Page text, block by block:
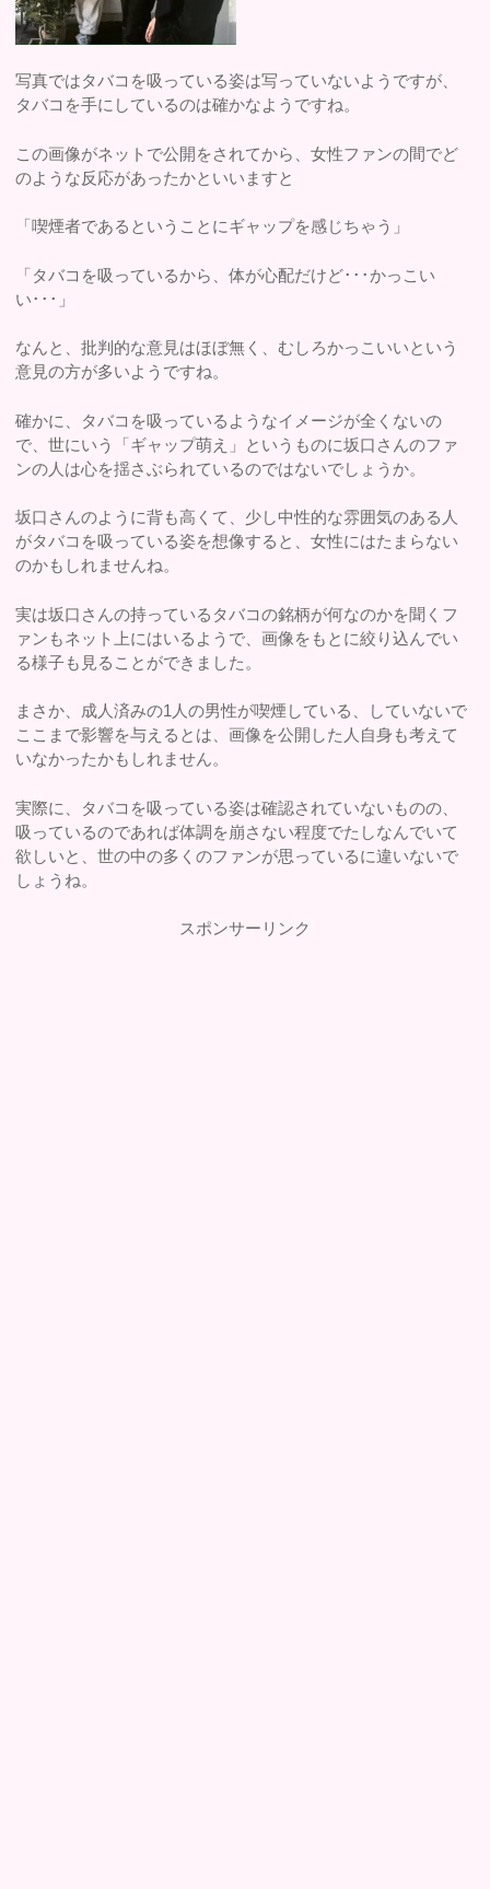
写真ではタバコを吸っている姿は写っていないようですが、
タバコを手にしているのは確かなようですね。
この画像がネットで公開をされてから、女性ファンの間でど
のような反応があったかといいますと
「喫煙者であるということにギャップを感じちゃう」
「タバコを吸っているから、体が心配だけど･･･かっこい
い･･･」
なんと、批判的な意見はほぼ無く、むしろかっこいいという
意見の方が多いようですね。
確かに、タバコを吸っているようなイメージが全くないの
で、世にいう「ギャップ萌え」というものに坂口さんのファ
ンの人は心を揺さぶられているのではないでしょうか。
坂口さんのように背も高くて、少し中性的な雰囲気のある人
がタバコを吸っている姿を想像すると、女性にはたまらない
のかもしれませんね。
実は坂口さんの持っているタバコの銘柄が何なのかを聞くフ
ァンもネット上にはいるようで、画像をもとに絞り込んでい
る様子も見ることができました。
まさか、成人済みの1人の男性が喫煙している、していないで
ここまで影響を与えるとは、画像を公開した人自身も考えて
いなかったかもしれません。
実際に、タバコを吸っている姿は確認されていないものの、
吸っているのであれば体調を崩さない程度でたしなんでいて
欲しいと、世の中の多くのファンが思っているに違いないで
しょうね。
スポンサーリンク